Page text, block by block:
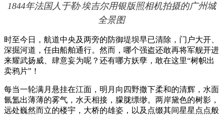
1844年法国人于勒·埃吉尔用银版照相机拍摄的广州城
全景图
时至今日，航道中央及两旁的防御堤坝早已清除，门户大开、
深掘河道，任由船舶通行。然而，哪个强盗还敢再将军舰开进
来耀武扬威、肆意妄为呢？还有哪方妖孽，敢在这里“树帜出
卖鸦片”！
每当一轮满月悬挂在江面，明月向四野撒下柔和的清辉，水面
氤氲出薄薄的雾气，水天相接，朦胧缥缈。两岸黛色的树影，
远处巍然而立的楼宇，大桥的雄姿，以及点缀其间星星点点般